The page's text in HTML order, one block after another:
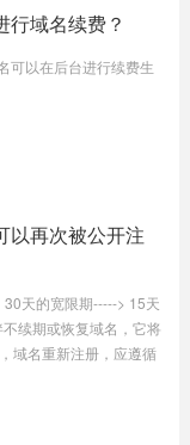
行域名续费？
可以在后台进行续费生
以再次被公开注
天的宽限期-----> 15天
续期或恢复域名，它将
域名重新注册，应遵循